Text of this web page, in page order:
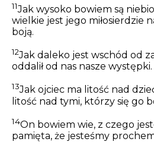
11Jak wysoko bowiem są
wielkie jest jego miłosierdzie
boją.
12Jak daleko jest wschód od
oddalił od nas nasze występki.
13Jak ojciec ma litość nad
litość nad tymi, którzy się go
14On bowiem wie, z czego
pamięta, że jesteśmy